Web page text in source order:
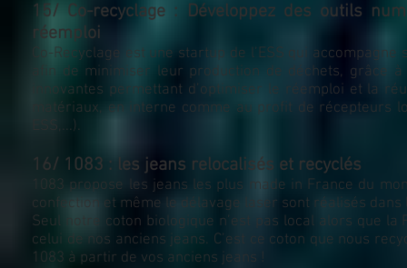
15/ Co-recyclage : Développez des outils
réemploi
Co-Recyclage est une startup de l’ESS qui
afin de minimiser leur production de déchets, grâce
innovantes permettant d’optimiser le réemploi et la
matériaux, en interne comme au profit de récepteurs
ESS,...).
16/ 1083 : les jeans relocalisés et recyclés
1083 propose les jeans les plus made in France du
confection et même le délavage laser sont réalisés dans
Seul notre coton biologique n’est pas local alors que
celui de nos anciens jeans. C’est ce coton que nous
1083 à partir de vos anciens jeans !